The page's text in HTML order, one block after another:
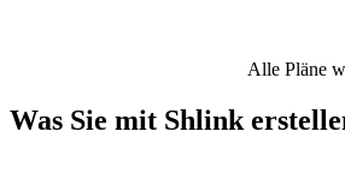
Alle Pläne
Was Sie mit Shlink